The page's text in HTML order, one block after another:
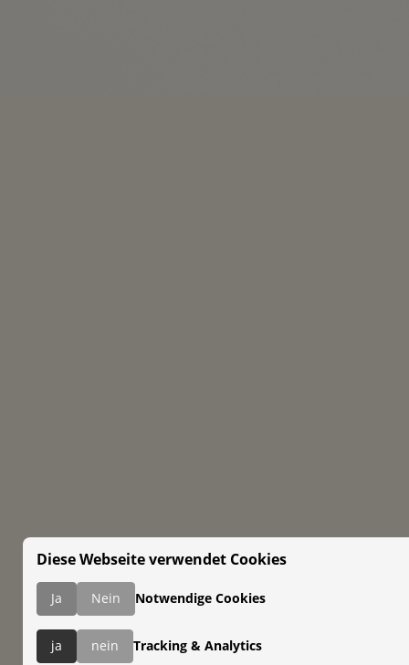
Diese Webseite verwendet Cookies
Ja Nein Notwendige Cookies
ja nein Tracking & Analytics